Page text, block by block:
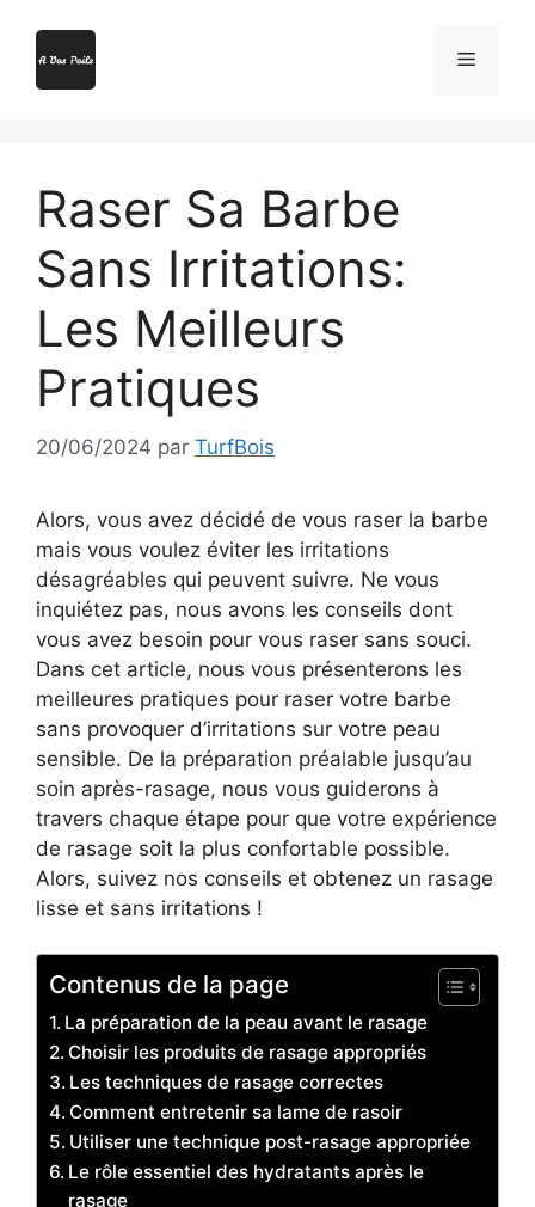
Menu
Raser Sa Barbe
Sans Irritations:
Les Meilleurs
Pratiques
20/06/2024 par TurfBois
Alors, vous avez décidé de vous raser la barbe
mais vous voulez éviter les irritations
désagréables qui peuvent suivre. Ne vous
inquiétez pas, nous avons les conseils dont
vous avez besoin pour vous raser sans souci.
Dans cet article, nous vous présenterons les
meilleures pratiques pour raser votre barbe
sans provoquer d’irritations sur votre peau
sensible. De la préparation préalable jusqu’au
soin après-rasage, nous vous guiderons à
travers chaque étape pour que votre expérience
de rasage soit la plus confortable possible.
Alors, suivez nos conseils et obtenez un rasage
lisse et sans irritations !
Contenus de la page
La préparation de la peau avant le rasage
Choisir les produits de rasage appropriés
Les techniques de rasage correctes
Comment entretenir sa lame de rasoir
Utiliser une technique post-rasage appropriée
Le rôle essentiel des hydratants après le
rasage